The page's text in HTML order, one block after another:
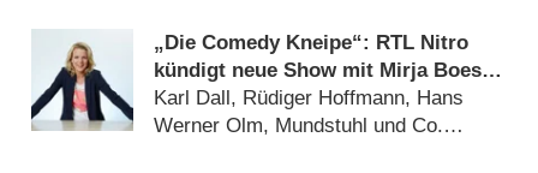
„Die Comedy Kneipe“: RTL Nitro
kündigt neue Show mit Mirja Boes
und Gästen an
Karl Dall, Rüdiger Hoffmann, Hans
Werner Olm, Mundstuhl und Co.